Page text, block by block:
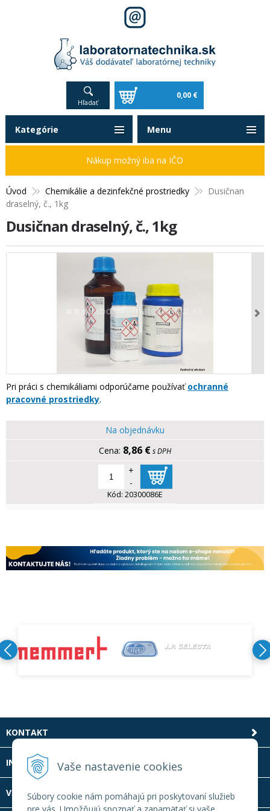
Vaše nastavenie cookies
Súbory cookie nám pomáhajú pri poskytovaní služieb
Hľadať
0,00 €
Úvod Chemikálie a dezinfekčné prostriedky
Dusičnan
draselný, č., 1kg
Dusičnan draselný, č., 1kg
Pri práci s chemikáliami odporúčame používaťochranné
pracovné prostriedky.
Na objednávku
8,86 €s DPH
+
-
Kód: 20300086E
Kategórie
Nákup možný iba na IČO
Menu
KONTAKT
INFOLINKA
VŠETKO O NÁKUPE